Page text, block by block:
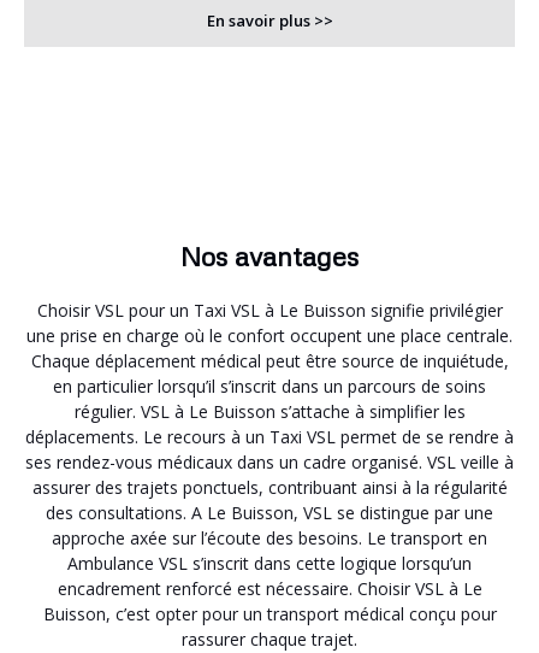
En savoir plus >>
Nos avantages
Choisir VSL pour un Taxi VSL à Le Buisson signifie privilégier
une prise en charge où le confort occupent une place centrale.
Chaque déplacement médical peut être source de inquiétude,
en particulier lorsqu’il s’inscrit dans un parcours de soins
régulier. VSL à Le Buisson s’attache à simplifier les
déplacements. Le recours à un Taxi VSL permet de se rendre à
ses rendez-vous médicaux dans un cadre organisé. VSL veille à
assurer des trajets ponctuels, contribuant ainsi à la régularité
des consultations. A Le Buisson, VSL se distingue par une
approche axée sur l’écoute des besoins. Le transport en
Ambulance VSL s’inscrit dans cette logique lorsqu’un
encadrement renforcé est nécessaire. Choisir VSL à Le
Buisson, c’est opter pour un transport médical conçu pour
rassurer chaque trajet.